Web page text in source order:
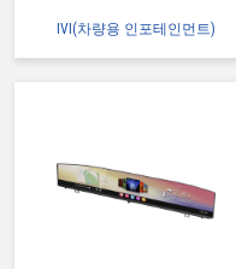
IVI(차량용 인포테인먼트)